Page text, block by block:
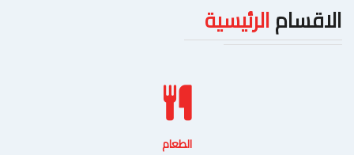
الاقسامالرئيسية
الطعام